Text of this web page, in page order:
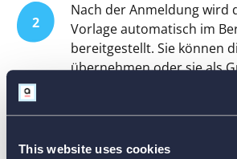
This website uses cookies
2
Nach der Anmeldung wird
Vorlage automatisch im
bereitgestellt. Sie können
übernehmen oder sie als
persönliches
verwenden. Um den
Formularelemente